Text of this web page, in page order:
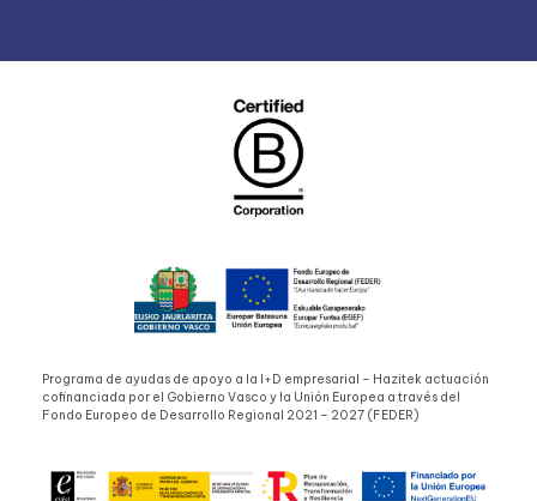
Programa de ayudas de apoyo a la I+D empresarial – Hazitek actuación
cofinanciada por el Gobierno Vasco y la Unión Europea a través del
Fondo Europeo de Desarrollo Regional 2021 – 2027 (FEDER)